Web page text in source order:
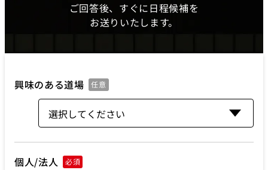
ご回答後、すぐに日程候補を
お送りいたします。
興味のある道場 任意
個人/法人 必須